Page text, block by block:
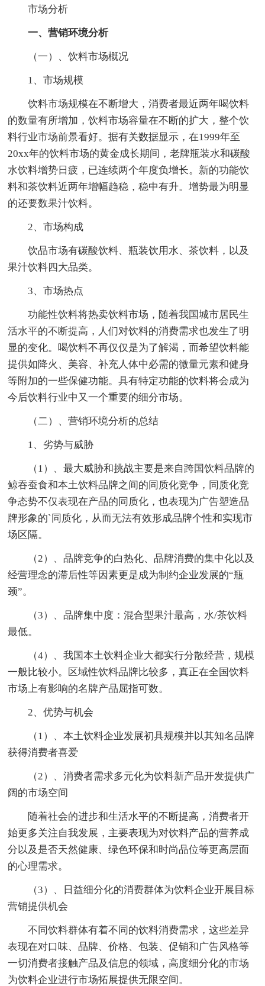
市场分析
一、营销环境分析
（一）、饮料市场概况
1、市场规模
饮料市场规模在不断增大，消费者最近两年喝饮料
的数量有所增加，饮料市场容量在不断的扩大，整个饮
料行业市场前景看好。据有关数据显示，在1999年至
20xx年的饮料市场的黄金成长期间，老牌瓶装水和碳酸
水饮料增势日疲，已连续两个年度负增长。新的功能饮
料和茶饮料近两年增幅趋稳，稳中有升。增势最为明显
的还要数果汁饮料。
2、市场构成
饮品市场有碳酸饮料、瓶装饮用水、茶饮料，以及
果汁饮料四大品类。
3、市场热点
功能性饮料将热卖饮料市场，随着我国城市居民生
活水平的不断提高，人们对饮料的消费需求也发生了明
显的变化。喝饮料不再仅仅是为了解渴，而希望饮料能
提供如降火、美容、补充人体中必需的微量元素和健身
等附加的一些保健功能。具有特定功能的饮料将会成为
今后饮料行业中又一个重要的细分市场。
（二）、营销环境分析的总结
1、劣势与威胁
（1）、最大威胁和挑战主要是来自跨国饮料品牌的
鲸吞蚕食和本土饮料品牌之间的同质化竞争，同质化竞
争态势不仅表现在产品的同质化，也表现为广告塑造品
牌形象的`同质化，从而无法有效形成品牌个性和实现市
场区隔。
（2）、品牌竞争的白热化、品牌消费的集中化以及
经营理念的滞后性等因素更是成为制约企业发展的“瓶
颈”。
（3）、品牌集中度：混合型果汁最高，水/茶饮料
最低。
（4）、我国本土饮料企业大都实行分散经营，规模
一般比较小。区域性饮料品牌比较多，真正在全国饮料
市场上有影响的名牌产品屈指可数。
2、优势与机会
（1）、本土饮料企业发展初具规模并以其知名品牌
获得消费者喜爱
（2）、消费者需求多元化为饮料新产品开发提供广
阔的市场空间
随着社会的进步和生活水平的不断提高，消费者开
始更多关注自我发展，主要表现为对饮料产品的营养成
分以及是否天然健康、绿色环保和时尚品位等更高层面
的心理需求。
（3）、日益细分化的消费群体为饮料企业开展目标
营销提供机会
不同饮料群体有着不同的饮料消费需求，这些差异
表现在对口味、品牌、价格、包装、促销和广告风格等
一切消费者接触产品及信息的领域，高度细分化的市场
为饮料企业进行市场拓展提供无限空间。